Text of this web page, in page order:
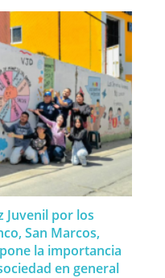
Juvenil por los
San Marcos,
la importancia
en general